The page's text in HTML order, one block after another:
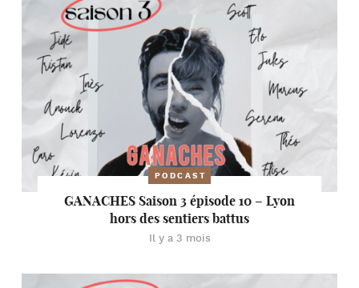
PODCAST
GANACHES Saison 3 épisode 10 – Lyon
hors des sentiers battus
Il y a 3 mois